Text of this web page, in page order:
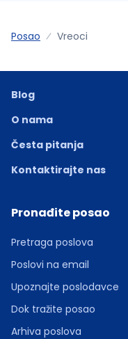
Posao Vreoci
Blog
O nama
Česta pitanja
Kontaktirajte nas
Pronađite posao
Pretraga poslova
Poslovi na email
Upoznajte poslodavce
Dok tražite posao
Arhiva poslova